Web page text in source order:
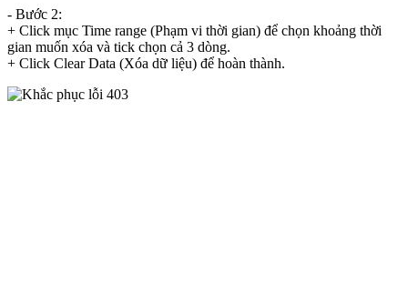
- Bước 2:
+ Click mục Time range (Phạm vi thời gian) để chọn khoảng thời
gian muốn xóa và tick chọn cả 3 dòng.
+ Click Clear Data (Xóa dữ liệu) để hoàn thành.